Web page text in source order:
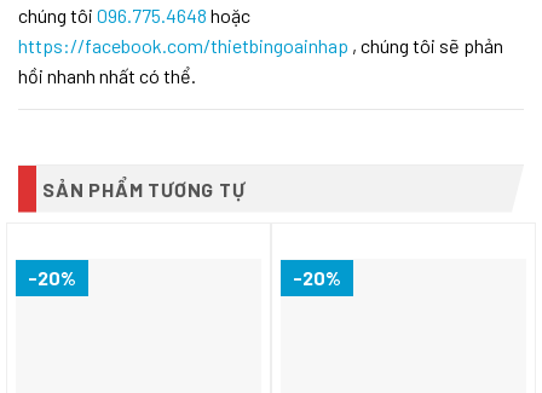
chúng tôi 096.775.4648 hoặc
https://facebook.com/thietbingoainhap , chúng tôi sẽ phản
hồi nhanh nhất có thể.
SẢN PHẨM TƯƠNG TỰ
-20% -20%